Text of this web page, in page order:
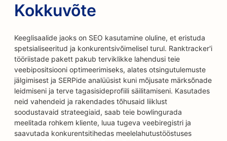
Kokkuvõte
Keeglisaalide jaoks on SEO kasutamine oluline, et eristuda
spetsialiseeritud ja konkurentsivõimelisel turul. Ranktracker'i
tööriistade pakett pakub terviklikke lahendusi teie
veebipositsiooni optimeerimiseks, alates otsingutulemuste
jälgimisest ja SERPide analüüsist kuni mõjusate märksõnade
leidmiseni ja terve tagasisideprofiili säilitamiseni. Kasutades
neid vahendeid ja rakendades tõhusaid liiklust
soodustavaid strateegiaid, saab teie bowlingurada
meelitada rohkem kliente, luua tugeva veebiregistri ja
saavutada konkurentsitihedas meelelahutustööstuses